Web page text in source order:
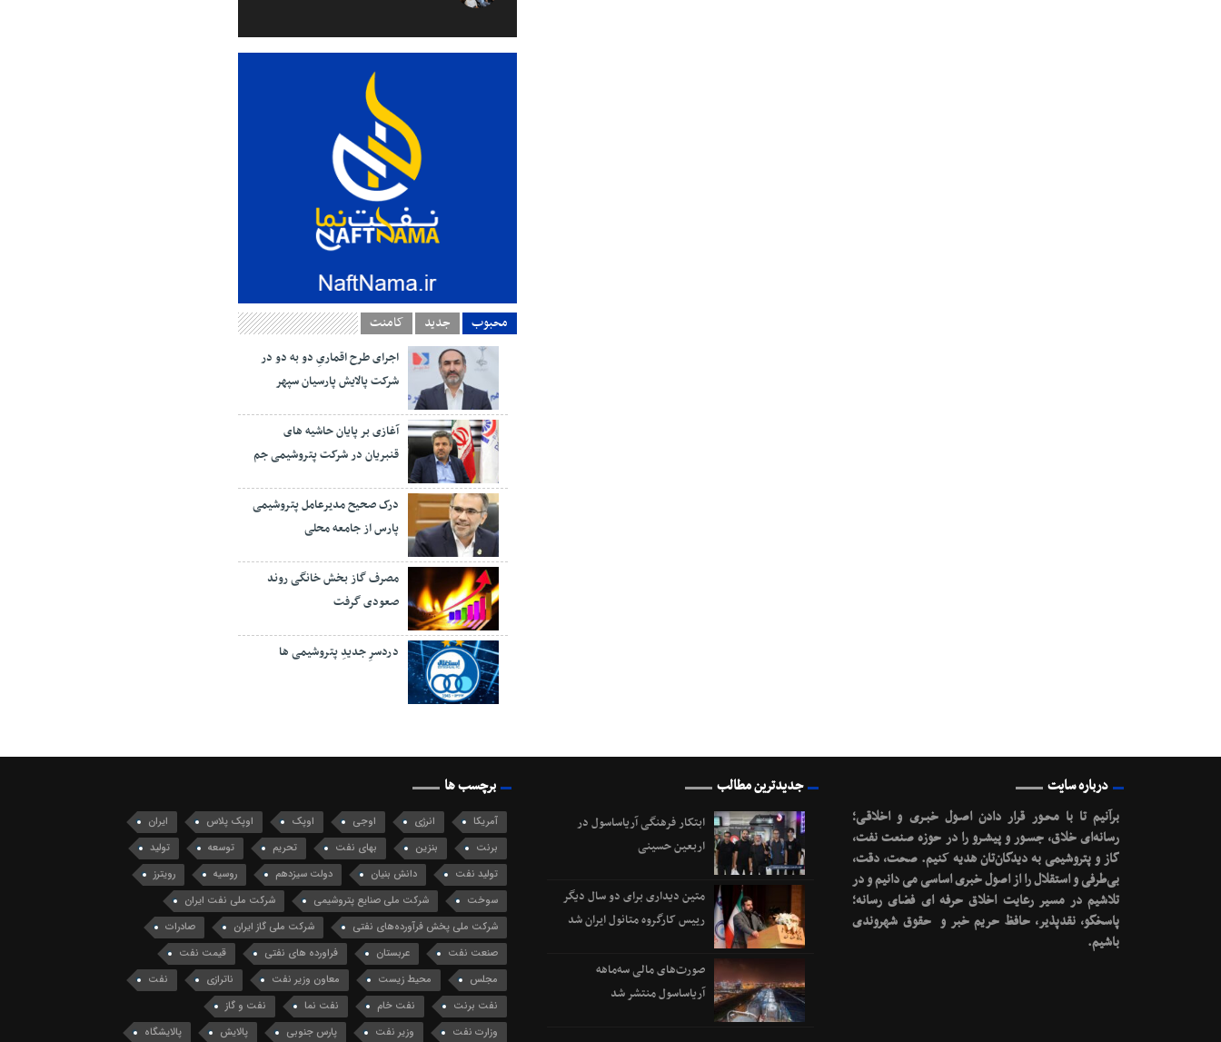
محبوب جدید کامنت
اجرای طرح اقماریِ دو به دو در
شرکت پالایش پارسیان سپهر
آغازی بر پایان حاشیه های
قنبریان در شرکت پتروشیمی جم
درک صحیح مدیرعامل پتروشیمی
پارس از جامعه محلی
مصرف گاز بخش خانگی روند
صعودی گرفت
دردسرِ جدیدِ پتروشیمی ها
درباره سایت
برآنیم تا با محـور قرار دادن اصـول خبـری و اخلاقـی؛
رسانه‌ای خلاق، جسـور و پیشـرو را در حوزه صنعت نفت،
گاز و پتروشیمی به دیدگان‌تان هدیه کنیم. صحت، دقت،
بی‌طرفی و استقلال را از اصول خبری اساسی می دانیم و در
تلاشیم در مسیر رعایت اخلاق حرفه ای فضای رسانه؛
پاسخگو، نقدپذیر، حافظ حریم خبر و حقوق شهروندی
باشیم.
جدیدترین مطالب
ابتکار فرهنگی آریاساسول در
اربعین حسینی
متین دیداری برای دو سال دیگر
رییس کارگروه متانول ایران شد
صورت‌های مالی سه‌ماهه
آریاساسول منتشر شد
برچسب ها
آمریکا انرژی اوجی اوپک اوپک پلاس
ایران
برنت
بنزین بهای نفت تحریم توسعه
تولید
تولید نفت
دانش بنیان دولت سیزدهم روسیه
رویترز
سوخت
شرکت ملی صنایع پتروشیمی
شرکت ملی نفت ایران
شرکت ملی پخش فرآورده‌های نفتی
شرکت ملی گاز ایران
صادرات
صنعت نفت
عربستان فراورده های نفتی
قیمت نفت
مجلس
محیط زیست معاون وزیر نفت ناترازی
نفت
نفت برنت
نفت خام نفت نما
نفت و گاز
وزارت نفت
وزیر نفت پارس جنوبی پالایش پالایشگاه